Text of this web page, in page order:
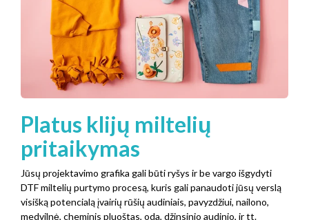
Platus klijų miltelių
pritaikymas
Jūsų projektavimo grafika gali būti ryšys ir be vargo išgydyti
DTF miltelių purtymo procesą, kuris gali panaudoti jūsų verslą
visišką potencialą įvairių rūšių audiniais, pavyzdžiui, nailono,
medvilnė, cheminis pluoštas, oda, džinsinio audinio, ir tt.